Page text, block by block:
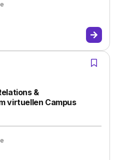
&
virtuellen Campus